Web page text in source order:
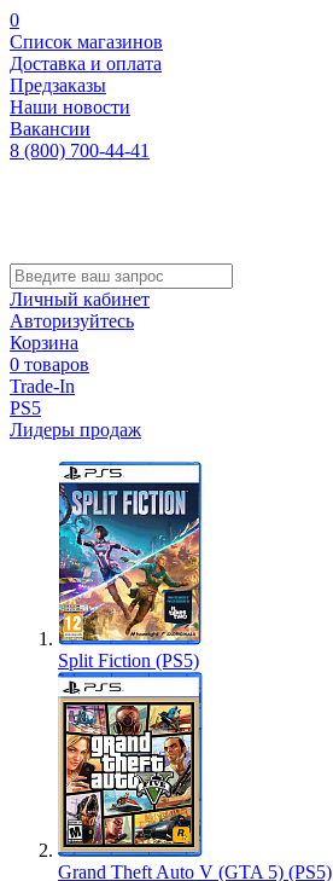
0
Список магазинов
Доставка и оплата
Предзаказы
Наши новости
Вакансии
8 (800) 700-44-41
Личный кабинет
Авторизуйтесь
Корзина
0 товаров
Trade-In
PS5
Лидеры продаж
Split Fiction (PS5)
Grand Theft Auto V (GTA 5) (PS5)